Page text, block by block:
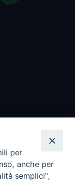
per
anche per
semplici",